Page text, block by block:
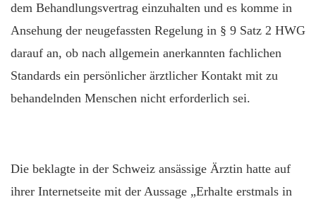
dem Behandlungsvertrag einzuhalten und es komme in
Ansehung der neugefassten Regelung in § 9 Satz 2 HWG
darauf an, ob nach allgemein anerkannten fachlichen
Standards ein persönlicher ärztlicher Kontakt mit zu
behandelnden Menschen nicht erforderlich sei.
Die beklagte in der Schweiz ansässige Ärztin hatte auf
ihrer Internetseite mit der Aussage „Erhalte erstmals in